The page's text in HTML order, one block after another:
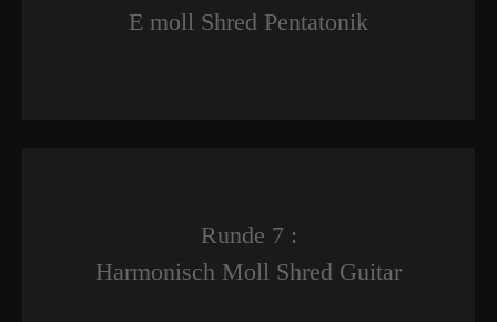
E moll Shred Pentatonik
Runde 7 :
Harmonisch Moll Shred Guitar